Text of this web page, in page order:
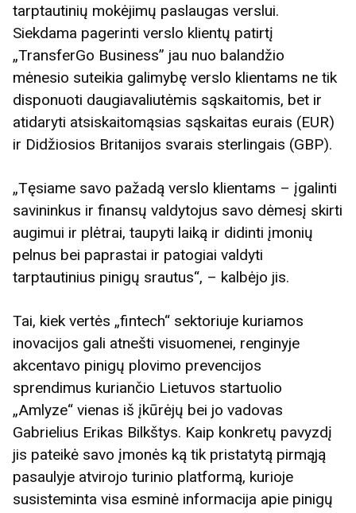
tarptautinių mokėjimų paslaugas verslui.
Siekdama pagerinti verslo klientų patirtį
„TransferGo Business” jau nuo balandžio
mėnesio suteikia galimybę verslo klientams ne tik
disponuoti daugiavaliutėmis sąskaitomis, bet ir
atidaryti atsiskaitomąsias sąskaitas eurais (EUR)
ir Didžiosios Britanijos svarais sterlingais (GBP).
„Tęsiame savo pažadą verslo klientams – įgalinti
savininkus ir finansų valdytojus savo dėmesį skirti
augimui ir plėtrai, taupyti laiką ir didinti įmonių
pelnus bei paprastai ir patogiai valdyti
tarptautinius pinigų srautus“, – kalbėjo jis.
Tai, kiek vertės „fintech“ sektoriuje kuriamos
inovacijos gali atnešti visuomenei, renginyje
akcentavo pinigų plovimo prevencijos
sprendimus kuriančio Lietuvos startuolio
„Amlyze“ vienas iš įkūrėjų bei jo vadovas
Gabrielius Erikas Bilkštys. Kaip konkretų pavyzdį
jis pateikė savo įmonės ką tik pristatytą pirmąją
pasaulyje atvirojo turinio platformą, kurioje
susisteminta visa esminė informacija apie pinigų